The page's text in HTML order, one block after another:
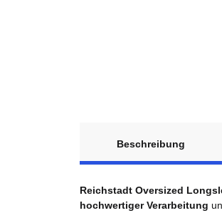
Beschreibung
Reichstadt Oversized
hochwertiger Verarbeitung